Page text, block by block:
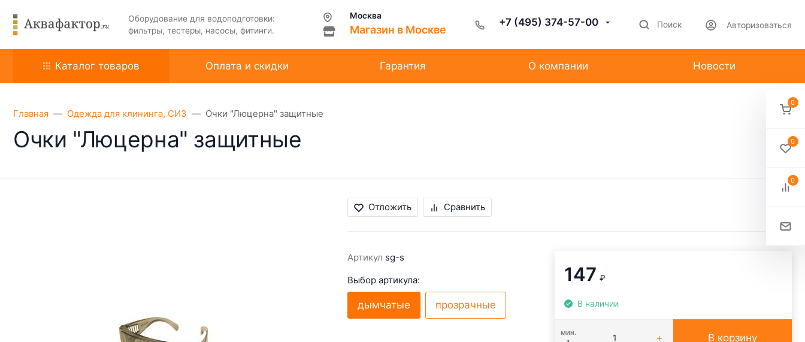
Оборудование для водоподготовки:
фильтры, тестеры, насосы, фитинги.
Москва
Магазин в Москве
+7 (495) 374-57-00 Поиск Авторизоваться
Каталог товаров Оплата и скидки Гарантия О компании Новости
Главная Одежда для клининга, СИЗ Очки "Люцерна" защитные
Очки "Люцерна" защитные
Отложить Сравнить
Артикул sg-s
Выбор артикула:
дымчатые прозрачные
147 ₽
В наличии
мин.
В корзину
0
0
0